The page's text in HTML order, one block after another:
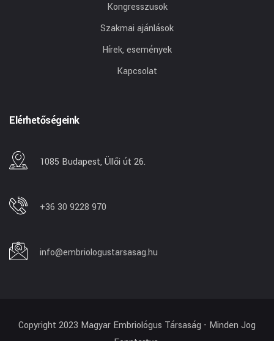
Kongresszusok
Szakmai ajánlások
Hírek, események
Kapcsolat
Elérhetőségeink
1085 Budapest, Üllői út 26.
+36 30 9228 970
info@embriologustarsasag.hu
Copyright 2023 Magyar Embriológus Társaság - Minden Jog